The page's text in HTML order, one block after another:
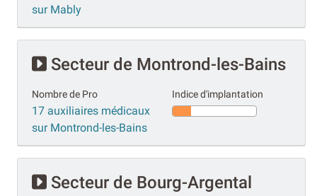
sur Mably
Secteur de Montrond-les-Bains
Nombre de Pro
17 auxiliaires médicaux
sur Montrond-les-Bains
Indice d'implantation
Secteur de Bourg-Argental